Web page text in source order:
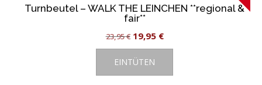
Die
Turnbeutel – WALK THE LEINCHEN **regional &
fair**
23,95€ Ursprünglicher
Preis
war:
19,95 €Aktueller
Preis
EINTÜTEN